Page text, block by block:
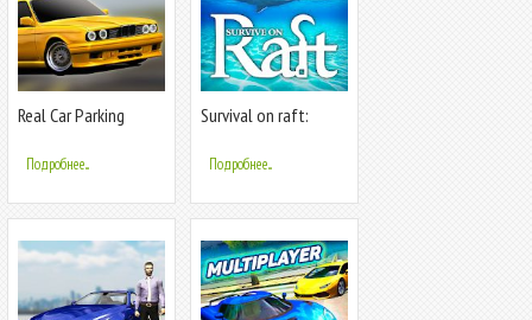
Real Car Parking
Подробнее...
Survival on raft:
Подробнее...